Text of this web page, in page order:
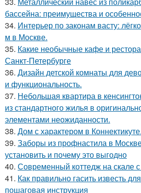
бассейна: преимущества и
34. Интерьер по законам васту:
м в Москве.
35. Какие необычные кафе и
Санкт-Петербурге
36. Дизайн детской комнаты для
и функциональность.
37. Небольшая квартира в
из стандартного жилья в
элементами неожиданности.
38. Дом с характером в Коннектикуте.
39. Заборы из профнастила в
установить и почему это выгодно
40. Современный коттедж на скале
41. Как правильно гасить известь
пошаговая инструкция